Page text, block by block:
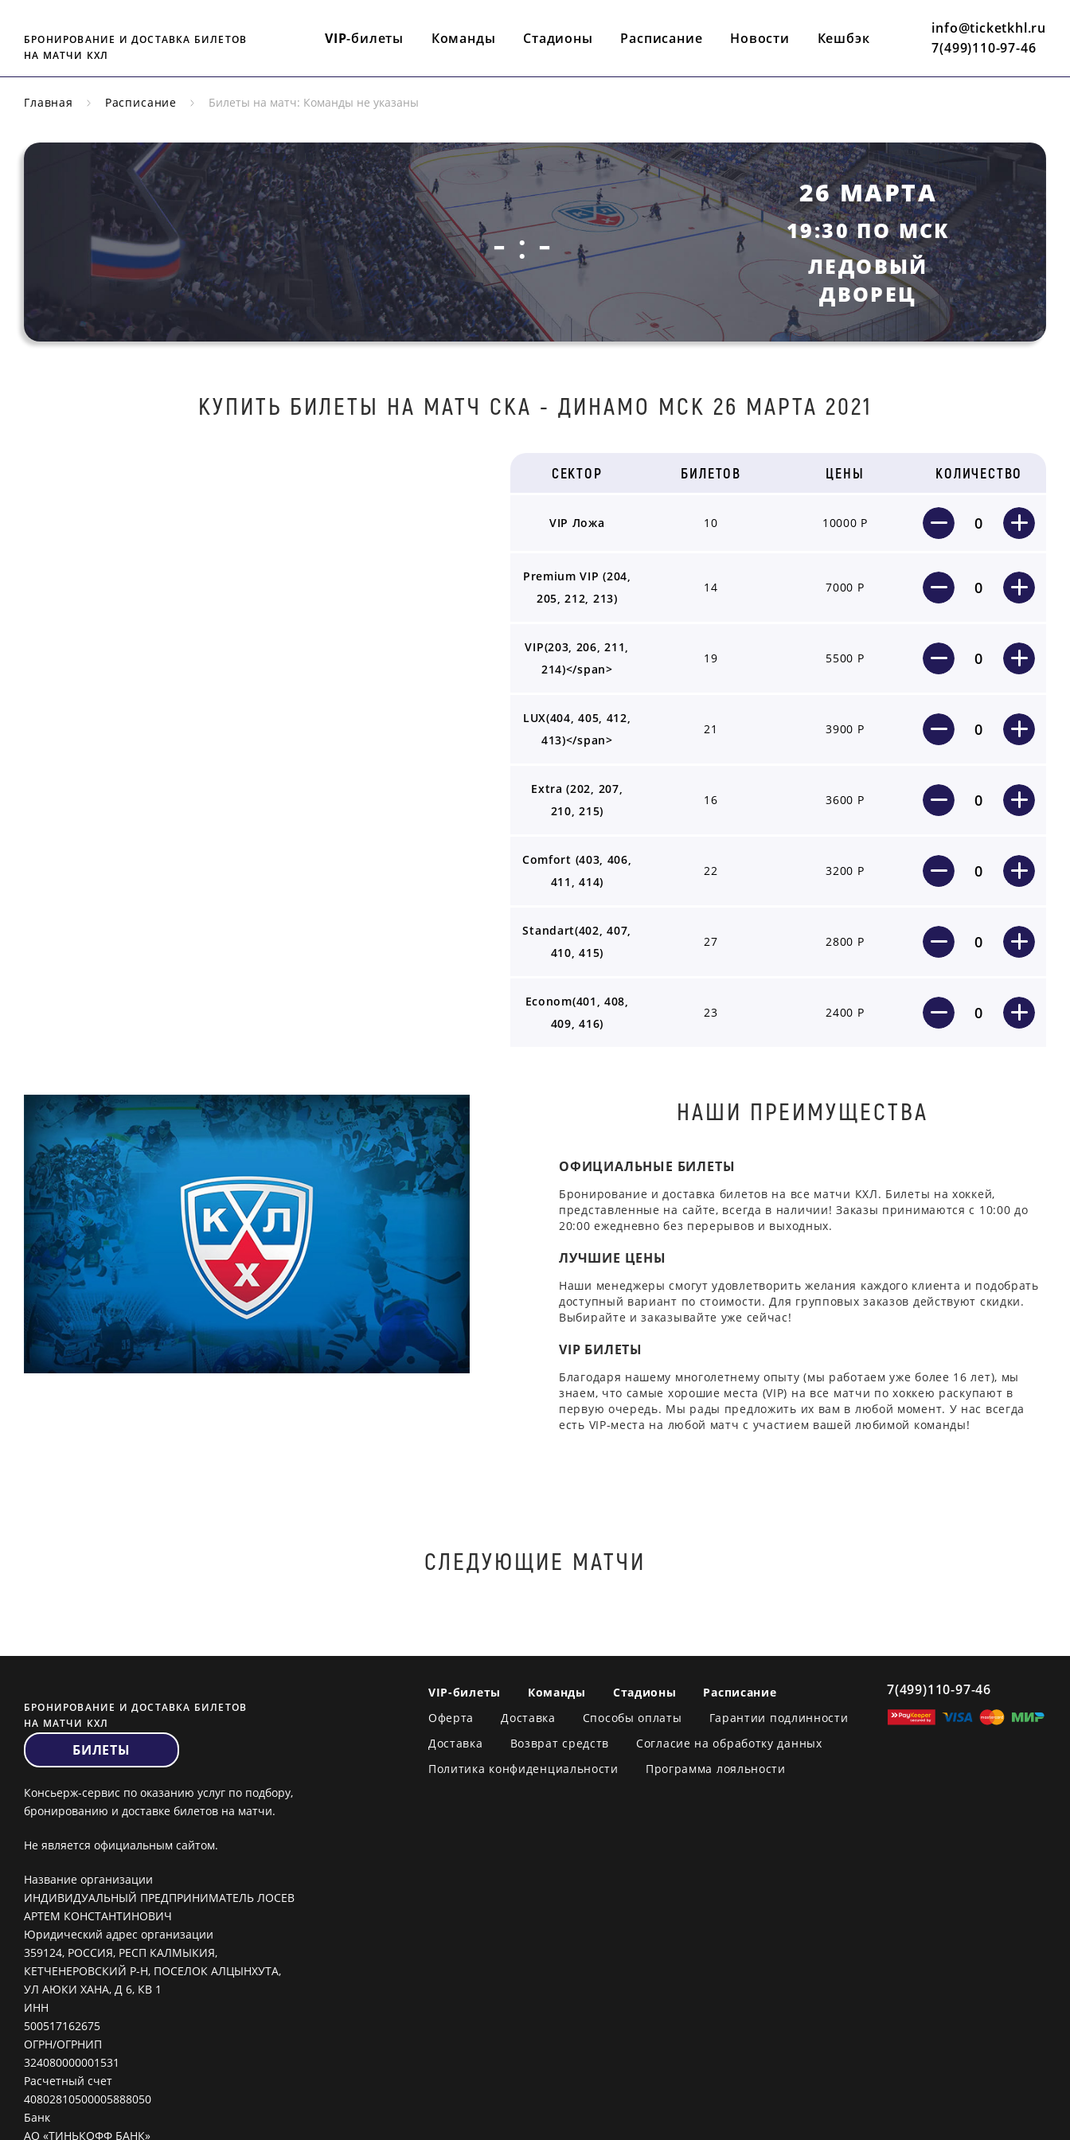
БРОНИРОВАНИЕ И ДОСТАВКА БИЛЕТОВ
НА МАТЧИ КХЛ
VIP-билеты Команды Стадионы Расписание Новости Кешбэк
info@ticketkhl.ru
7(499)110-97-46
Главная Расписание Билеты на матч: Команды не указаны
- : -
26 МАРТА
19:30 ПО МСК
ЛЕДОВЫЙ
ДВОРЕЦ
КУПИТЬ БИЛEТЫ НА МАТЧ CKA - ДИНАМО МСК 26 МАРТА 2021
СЕКТОР БИЛЕТОВ ЦЕНЫ КОЛИЧЕСТВО
VIP Ложа 10 10000 Р 0
Premium VIP (‎204,
205, 212, 213)
14 7000 Р 0
VIP(203, 206, 211,
214)</span>
19 5500 Р 0
LUX(404, 405, 412,
413)</span>
21 3900 Р 0
Extra (202, 207,
210, 215)
16 3600 Р 0
Comfort (403, 406,
411, 414)
22 3200 Р 0
Standart(402, 407,
410, 415)
27 2800 Р 0
Econom(401, 408,
409, 416)
23 2400 Р 0
НАШИ ПРЕИМУЩЕСТВА
ОФИЦИАЛЬНЫЕ БИЛЕТЫ
Бронирование и доставка билетов на все матчи КХЛ. Билеты на хоккей,
представленные на сайте, всегда в наличии! Заказы принимаются с 10:00 до
20:00 ежедневно без перерывов и выходных.
ЛУЧШИЕ ЦЕНЫ
Наши менеджеры смогут удовлетворить желания каждого клиента и подобрать
доступный вариант по стоимости. Для групповых заказов действуют скидки.
Выбирайте и заказывайте уже сейчас!
VIP БИЛЕТЫ
Благодаря нашему многолетнему опыту (мы работаем уже более 16 лет), мы
знаем, что самые хорошие места (VIP) на все матчи по хоккею раскупают в
первую очередь. Мы рады предложить их вам в любой момент. У нас всегда
есть VIP-места на любой матч с участием вашей любимой команды!
СЛЕДУЮЩИЕ МАТЧИ
БРОНИРОВАНИЕ И ДОСТАВКА БИЛЕТОВ
НА МАТЧИ КХЛ
БИЛЕТЫ
Консьерж-сервис по оказанию услуг по подбору,
бронированию и доставке билетов на матчи.
Не является официальным сайтом.
Название организации
ИНДИВИДУАЛЬНЫЙ ПРЕДПРИНИМАТЕЛЬ ЛОСЕВ
АРТЕМ КОНСТАНТИНОВИЧ
Юридический адрес организации
359124, РОССИЯ, РЕСП КАЛМЫКИЯ,
КЕТЧЕНЕРОВСКИЙ Р-Н, ПОСЕЛОК АЛЦЫНХУТА,
УЛ АЮКИ ХАНА, Д 6, КВ 1
ИНН
500517162675
ОГРН/ОГРНИП
324080000001531
Расчетный счет
40802810500005888050
Банк
АО «ТИНЬКОФФ БАНК»
VIP-билеты Команды Стадионы
Расписание
Оферта
Доставка Способы оплаты
Гарантии подлинности
Доставка
Возврат средств
Согласие на обработку данных
Политика конфиденциальности
Программа лояльности
7(499)110-97-46